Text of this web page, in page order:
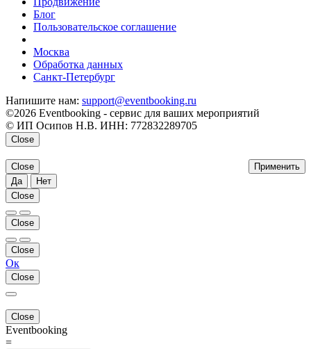
Блог
Пользовательское соглашение
Москва
Обработка данных
Санкт-Петербург
Напишите нам: support@eventbooking.ru
©2026 Eventbooking - сервис для ваших мероприятий
© ИП Осипов Н.В. ИНН: 772832289705
Close
Применить
Close
Да
Нет
Close
Close
Close
Ок
Close
Close
Eventbooking
=